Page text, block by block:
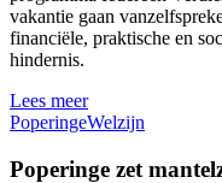
vakantie gaan
financiële, praktische en
hindernis.
Lees meer
PoperingeWelzijn
Poperinge zet